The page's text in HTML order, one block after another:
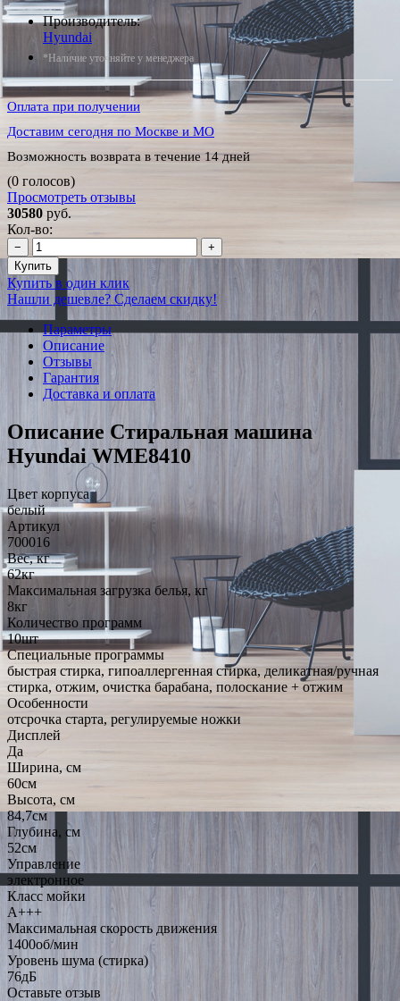
Производитель:
Hyundai
*Наличие уточняйте у менеджера
Оплата при получении
Доставим сегодня по Москве и МО
Возможность возврата в течение 14 дней
(0 голосов)
Просмотреть отзывы
30580 руб.
Кол-во:
−
+
Купить
Купить в один клик
Нашли дешевле? Сделаем скидку!
Параметры
Описание
Отзывы
Гарантия
Доставка и оплата
Описание Стиральная машина
Hyundai WME8410
Цвет корпуса
белый
Артикул
700016
Вес, кг
62кг
Максимальная загрузка белья, кг
8кг
Количество программ
10шт
Специальные программы
быстрая стирка, гипоаллергенная стирка, деликатная/ручная
стирка, отжим, очистка барабана, полоскание + отжим
Особенности
отсрочка старта, регулируемые ножки
Дисплей
Да
Ширина, см
60см
Высота, см
84,7см
Глубина, см
52см
Управление
электронное
Класс мойки
А+++
Максимальная скорость движения
1400об/мин
Уровень шума (стирка)
76дБ
Оставьте отзыв